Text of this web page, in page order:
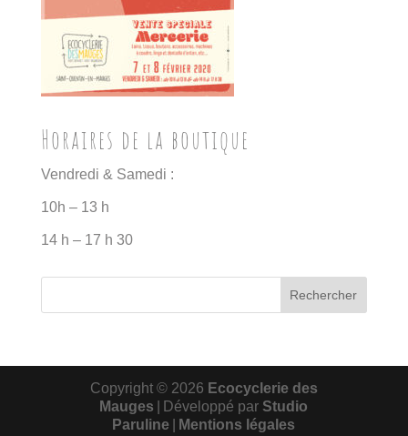
Horaires de la boutique
Vendredi & Samedi :
10h – 13 h
14 h – 17 h 30
Copyright © 2026 Ecocyclerie des
Mauges
Développé par Studio
Paruline
Mentions légales